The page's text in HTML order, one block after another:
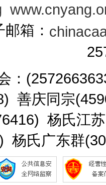
箱：
：
善庆同宗
杨氏江
杨氏广东群